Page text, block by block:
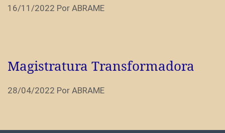
16/11/2022 Por ABRAME
Magistratura Transformadora
28/04/2022 Por ABRAME